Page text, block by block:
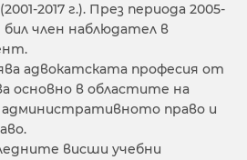
2017 г.). През периода 2005-
бил член наблюдател в
адвокатската професия от
основно в областите на
право и
висши учебни